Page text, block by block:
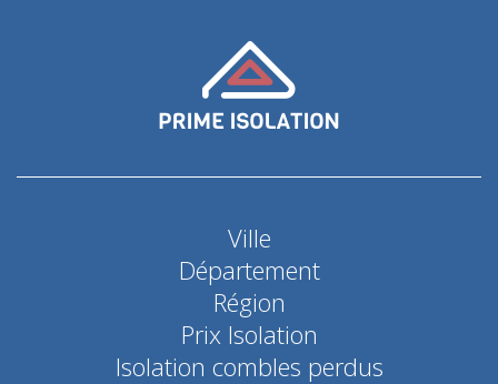
Ville
Département
Région
Prix Isolation
Isolation combles perdus